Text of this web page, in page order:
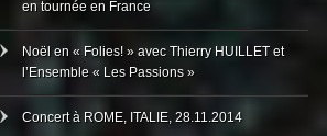
en tournée en France
Noël en « Folies! » avec Thierry HUILLET et
l’Ensemble « Les Passions »
Concert à ROME, ITALIE, 28.11.2014